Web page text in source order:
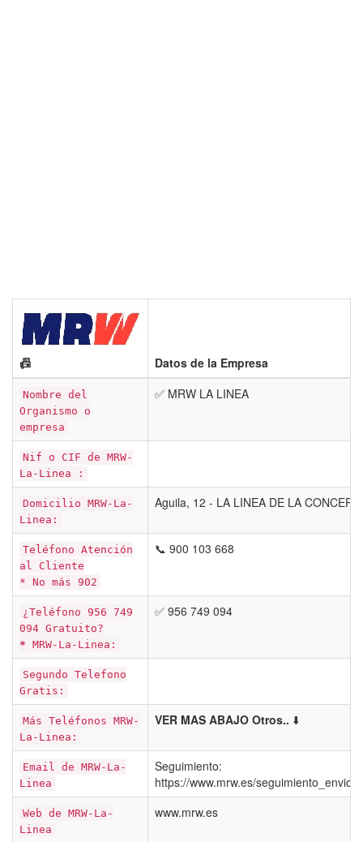
📠 Datos de la Empresa
Nombre del
Organismo o
empresa
✅ MRW LA LINEA
Nif o CIF de MRW-
La-Linea :
Domicilio MRW-La-
Linea:
Aguila, 12 - LA LINEA DE LA
Teléfono Atención
al Cliente
* No más 902
📞 900 103 668
¿Teléfono 956 749
094 Gratuito?
* MRW-La-Linea:
✅ 956 749 094
Segundo Telefono
Gratis:
Más Teléfonos MRW-
La-Linea:
VER MAS ABAJO Otros.. ⬇️
Email de MRW-La-
Linea
Seguimiento:
https://www.mrw.es/
Web de MRW-La-
Linea
www.mrw.es